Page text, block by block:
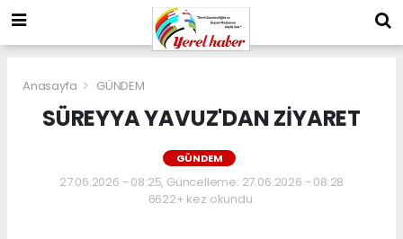
Anasayfa GÜNDEM
SÜREYYA YAVUZ'DAN ZİYARET
GÜNDEM
27.06.2026 - 08:25, Güncelleme: 27.06.2026 - 08:28
6622+ kez okundu.